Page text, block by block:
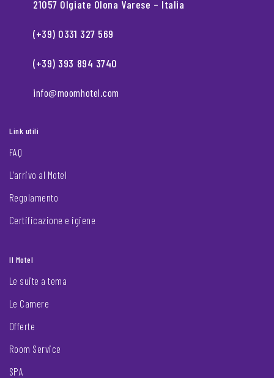
21057 Olgiate Olona Varese – Italia
(+39) 0331 327 569
(+39) 393 894 3740
info@moomhotel.com
Link utili
FAQ
L’arrivo al Motel
Regolamento
Certificazione e igiene
Il Motel
Le suite a tema
Le Camere
Offerte
Room Service
SPA